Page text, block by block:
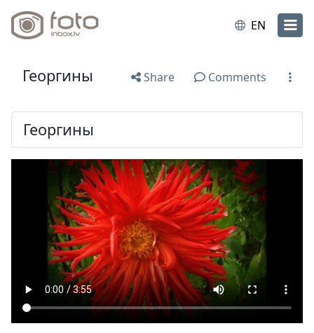
EN
Георгины Share Comments
Георгины